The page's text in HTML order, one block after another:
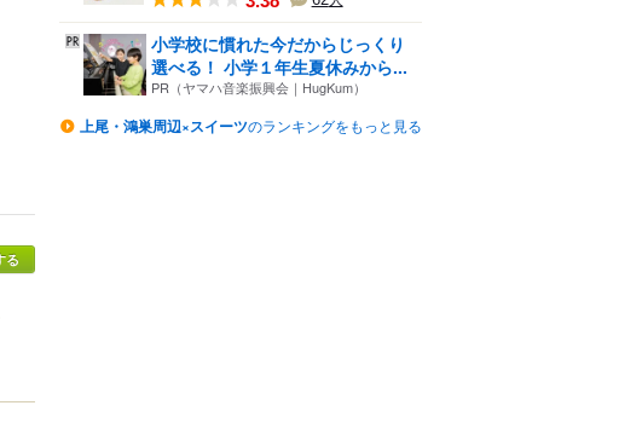
小学校に慣れた今だからじっくり
選べる！ 小学１年生夏休みから...
PR（ヤマハ音楽振興会｜HugKum）
上尾・鴻巣周辺×スイーツのランキングをもっと見る